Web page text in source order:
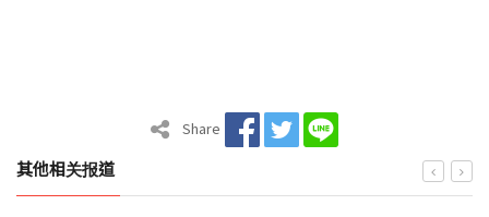
Share
其他相关报道